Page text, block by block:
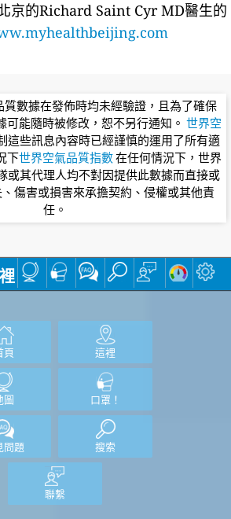
京的Richard Saint Cyr MD醫生的
質數據在發佈時均未經驗證，且為了確保
可能隨時被修改，恕不另行通知。 世界空
這些訊息內容時已經謹慎的運用了所有適
下世界空氣品質指數在任何情況下，世界
或其代理人均不對因提供此數據而直接或
傷害或損害來承擔契約、侵權或其他責
任。
頁 這裡
圖 口罩！
問題 搜索
聯繫